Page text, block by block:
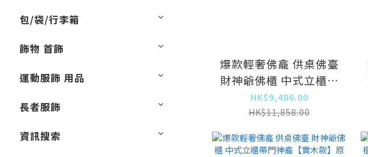
包/袋/行李箱
飾物 首飾
運動服飾 用品
長者服飾
資訊搜索
爆款輕奢佛龕 供桌佛臺
財神爺佛櫃 中式立櫃帶
門神龕【實木款】原木
色供桌
HK$9,486.00
HK$11,858.00